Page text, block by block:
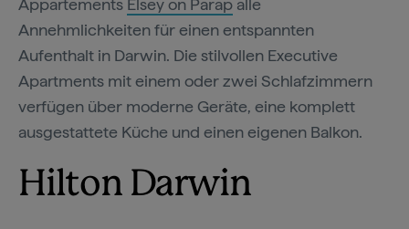
Appartements Elsey on Parap alle
Annehmlichkeiten für einen entspannten
Aufenthalt in Darwin. Die stilvollen Executive
Apartments mit einem oder zwei Schlafzimmern
verfügen über moderne Geräte, eine komplett
ausgestattete Küche und einen eigenen Balkon.
Hilton Darwin